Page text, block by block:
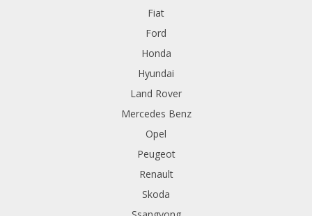
Fiat
Ford
Honda
Hyundai
Land Rover
Mercedes Benz
Opel
Peugeot
Renault
Skoda